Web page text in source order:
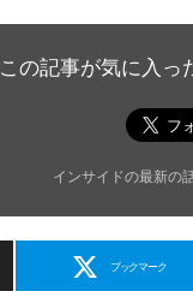
この記事が気に入っ
インサイドの最新の
ブックマーク